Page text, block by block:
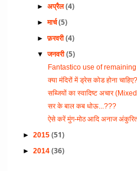
►अप्रैल(4)
►मार्च(5)
►फ़रवरी(4)
▼जनवरी(5)
Fantastico use of
क्या मंदिरों में ड्रेस कोड होना
सब्जियों का स्वादिष्ट अचार
सर के बाल कब धोऊ...???
ऐसे करें मुंग-मोठ आदि अनाज
►2015(51)
►2014(36)